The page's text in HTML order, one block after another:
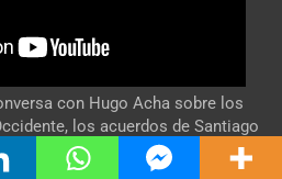
con Hugo Acha sobre los
los acuerdos de Santiago
en Israel y otros temas de